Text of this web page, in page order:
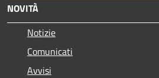
NOVITÀ
Notizie
Comunicati
Avvisi